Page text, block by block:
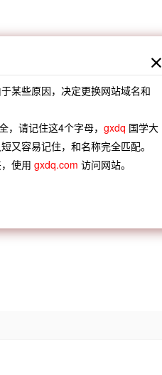
旧事
其分
某些原因，决定更换网站域名和
，请记住这4个字母， gxdq 国学大
又容易记住，和名称完全匹配。
使用 gxdq.com 访问网站。